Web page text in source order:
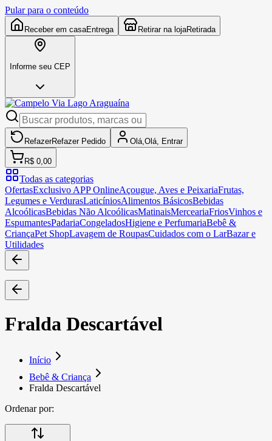
Pular para o conteúdo
Receber em casaEntrega Retirar na lojaRetirada
Informe seu CEP
RefazerRefazer Pedido Olá, Olá, Entrar
R$ 0,00
Todas as categorias
OfertasExclusivo APP OnlineAçougue, Aves e PeixariaFrutas,
Legumes e VerdurasLaticíniosAlimentos BásicosBebidas
AlcoólicasBebidas Não AlcoólicasMatinaisMerceariaFriosVinhos e
EspumantesPadariaCongeladosHigiene e PerfumariaBebê &
CriançaPet ShopLavagem de RoupasCuidados com o LarBazar e
Utilidades
Fralda Descartável
Início
Bebê & Criança
Fralda Descartável
Ordenar por: